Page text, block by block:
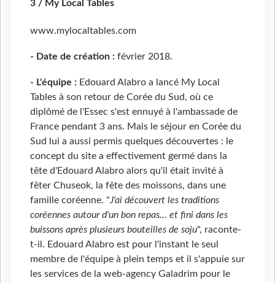
3 / My Local Tables
www.mylocaltables.com
- Date de création : février 2018.
- L'équipe : Edouard Alabro a lancé My Local
Tables à son retour de Corée du Sud, où ce
diplômé de l'Essec s'est ennuyé à l'ambassade de
France pendant 3 ans. Mais le séjour en Corée du
Sud lui a aussi permis quelques découvertes : le
concept du site a effectivement germé dans la
tête d'Edouard Alabro alors qu'il était invité à
fêter Chuseok, la fête des moissons, dans une
famille coréenne. "J'ai découvert les traditions
coréennes autour d'un bon repas… et fini dans les
buissons après plusieurs bouteilles de soju", raconte-
t-il. Edouard Alabro est pour l'instant le seul
membre de l'équipe à plein temps et il s'appuie sur
les services de la web-agency Galadrim pour le